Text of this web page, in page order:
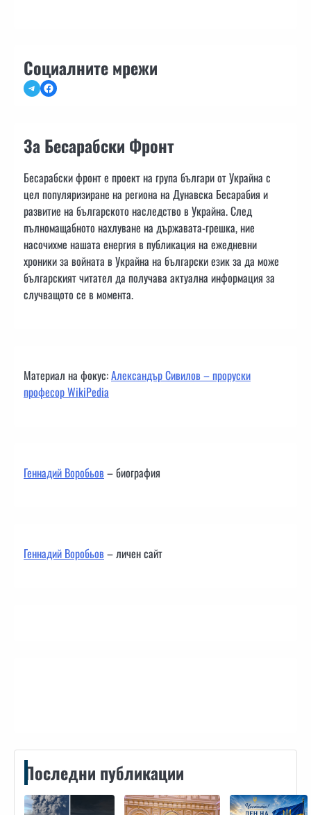
Социалните мрежи
TelegramFacebook
За Бесарабски Фронт
Бесарабски фронт е проект на група българи от Украйна с
цел популяризиране на региона на Дунавска Бесарабия и
развитие на българското наследство в Украйна. След
пълномащабното нахлуване на държавата-грешка, ние
насочихме нашата енергия в публикация на ежедневни
хроники за войната в Украйна на български език за да може
българският читател да получава актуална информация за
случващото се в момента.
Материал на фокус:Александър Сивилов – проруски
професор WikiPedia
Геннадий Воробьов– биография
Геннадий Воробьов– личен сайт
Последни публикации